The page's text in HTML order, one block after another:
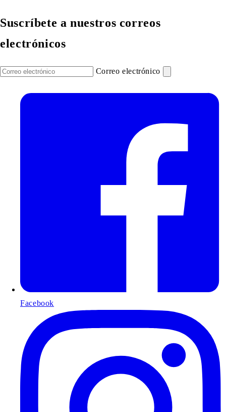
Suscríbete a nuestros correos
electrónicos
Correo electrónico
Facebook